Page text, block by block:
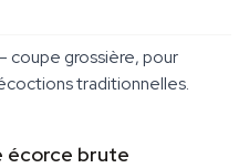
coupe grossière, pour
traditionnelles.
écorce brute